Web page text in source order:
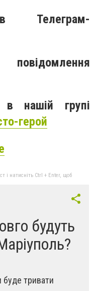
нашій групі
герой
і натисніть Ctrl + Enter, щоб
будуть
буде тривати